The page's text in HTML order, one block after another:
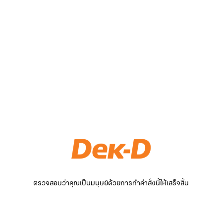
ตรวจสอบว่าคุณเป็นมนุษย์ด้วยการทำคำสั่งนี้ให้เสร็จสิ้น